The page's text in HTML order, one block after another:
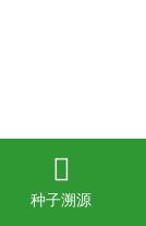
种子溯源